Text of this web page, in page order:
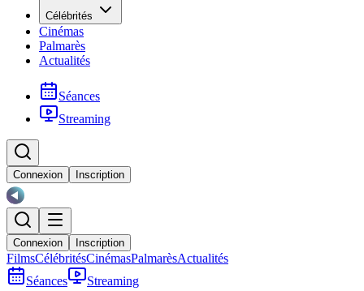
Célébrités
Cinémas
Palmarès
Actualités
Séances
Streaming
Connexion Inscription
Connexion Inscription
FilmsCélébritésCinémasPalmarèsActualités
Séances
Streaming